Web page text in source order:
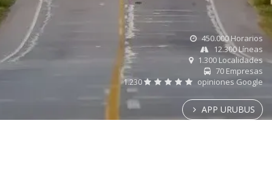
450.000 Horarios
12.300 Líneas
1.300 Localidades
70 Empresas
1.230
opiniones Google
APP URUBUS